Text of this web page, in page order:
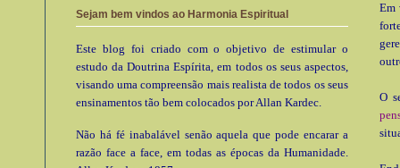
Em
O
Sejam bem vindos ao Harmonia Espiritual
Este blog foi criado com o objetivo de estimular o
estudo da Doutrina Espírita, em todos os seus aspectos,
visando uma compreensão mais realista de todos os seus
ensinamentos tão bem colocados por Allan Kardec.
Não há fé inabalável senão aquela que pode encarar a
razão face a face, em todas as épocas da Humanidade.